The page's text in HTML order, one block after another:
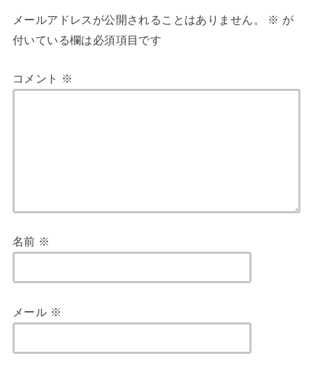
メールアドレスが公開されることはありません。 ※ が
付いている欄は必須項目です
コメント ※
名前 ※
メール ※